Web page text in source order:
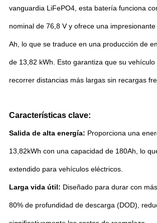
vanguardia LiFePO4, esta batería funciona
nominal de 76,8 V y ofrece una
Ah, lo que se traduce en una producción de
de 13,82 kWh. Esto garantiza que su
recorrer distancias más largas sin recargas
Características clave:
Salida de alta energía: Proporciona una
13,82kWh con una capacidad de 180Ah, lo
extendido para vehículos eléctricos.
Larga vida útil: Diseñado para durar con
80% de profundidad de descarga (DOD),